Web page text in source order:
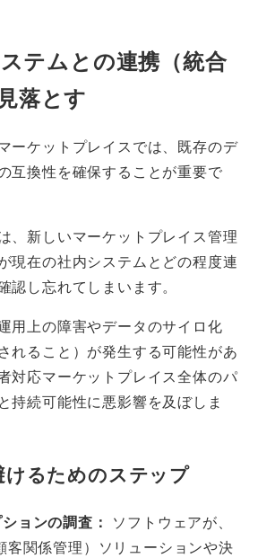
テムとの連携（統合
落とす
ーケットプレイスでは、既存のデ
互換性を確保することが重要で
、新しいマーケットプレイス管理
現在の社内システムとどの程度連
認し忘れてしまいます。
用上の障害やデータのサイロ化
れること）が発生する可能性があ
対応マーケットプレイス全体のパ
持続可能性に悪影響を及ぼしま
けるためのステップ
ョンの調査： ソフトウェアが、
客関係管理）ソリューションや決